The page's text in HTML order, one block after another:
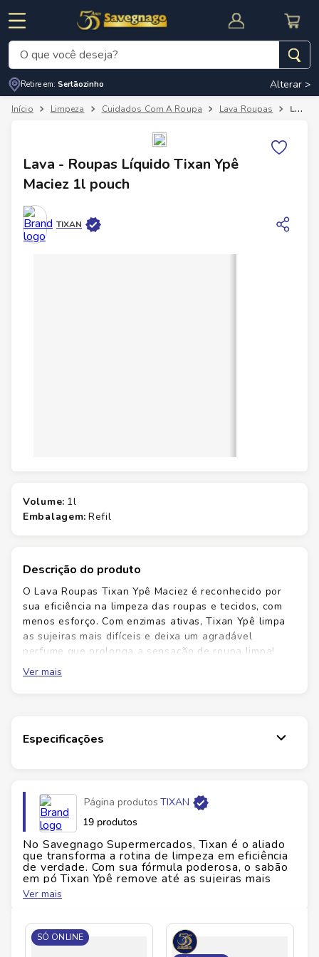
CUPOM DE DESCONTO
O que você deseja?
Retire em: Sertãozinho Alterar >
Limpeza Cuidados Com A Roupa Lava Roupas Lava - Roupas Líquido Tixan Ypê Maciez 1l pouch
Lava - Roupas Líquido Tixan Ypê
Maciez 1l pouch
TIXAN
volume:
1l
embalagem: refil
Descrição do produto
O Lava Roupas Tixan Ypê Maciez é reconhecido por
sua eficiência na limpeza das roupas e tecidos, com
menos esforço. Com enzimas ativas, Tixan Ypê limpa
as sujeiras mais difíceis e deixa um agradável
perfume que prolonga a sensação de roupa limpa!
Lava-Roupas Tixan Ypê Maciez deixa as roupas da
sua família do jeito que você gosta, sem pagar mais
Ver mais
Especificações
Página produtos TIXAN
19 produtos
No Savegnago Supermercados, Tixan é o aliado
que transforma a rotina de limpeza em eficiência
de verdade. Com sua fórmula poderosa, o sabão
em pó Tixan Ypê remove até as sujeiras mais
difíceis, deixando as roupas limpas, perfumadas e
com aquele toque de cuidado que faz toda a
rendimento, qualidade e um perfume agradável
que permanece nas peças, Tixan entrega
resultados que você vê e sente. Seja na lavagem
Ver mais
SÓ ONLINE
Termos mais buscados
3º
cerveja
5º arroz